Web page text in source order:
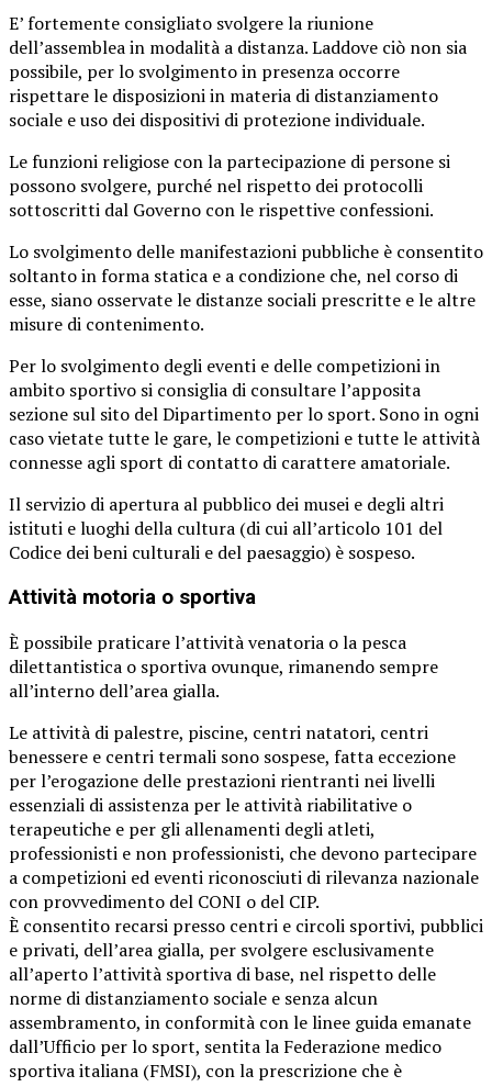
E’ fortemente consigliato svolgere la riunione
dell’assemblea in modalità a distanza. Laddove ciò non sia
possibile, per lo svolgimento in presenza occorre
rispettare le disposizioni in materia di distanziamento
sociale e uso dei dispositivi di protezione individuale.
Le funzioni religiose con la partecipazione di persone si
possono svolgere, purché nel rispetto dei protocolli
sottoscritti dal Governo con le rispettive confessioni.
Lo svolgimento delle manifestazioni pubbliche è consentito
soltanto in forma statica e a condizione che, nel corso di
esse, siano osservate le distanze sociali prescritte e le altre
misure di contenimento.
Per lo svolgimento degli eventi e delle competizioni in
ambito sportivo si consiglia di consultare l’apposita
sezione sul sito del Dipartimento per lo sport. Sono in ogni
caso vietate tutte le gare, le competizioni e tutte le attività
connesse agli sport di contatto di carattere amatoriale.
Il servizio di apertura al pubblico dei musei e degli altri
istituti e luoghi della cultura (di cui all’articolo 101 del
Codice dei beni culturali e del paesaggio) è sospeso.
Attività motoria o sportiva
È possibile praticare l’attività venatoria o la pesca
dilettantistica o sportiva ovunque, rimanendo sempre
all’interno dell’area gialla.
Le attività di palestre, piscine, centri natatori, centri
benessere e centri termali sono sospese, fatta eccezione
per l’erogazione delle prestazioni rientranti nei livelli
essenziali di assistenza per le attività riabilitative o
terapeutiche e per gli allenamenti degli atleti,
professionisti e non professionisti, che devono partecipare
a competizioni ed eventi riconosciuti di rilevanza nazionale
con provvedimento del CONI o del CIP.
È consentito recarsi presso centri e circoli sportivi, pubblici
e privati, dell’area gialla, per svolgere esclusivamente
all’aperto l’attività sportiva di base, nel rispetto delle
norme di distanziamento sociale e senza alcun
assembramento, in conformità con le linee guida emanate
dall’Ufficio per lo sport, sentita la Federazione medico
sportiva italiana (FMSI), con la prescrizione che è